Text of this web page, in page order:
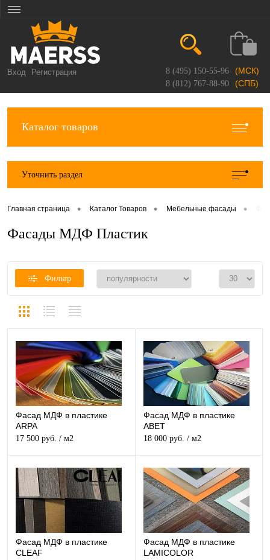
Вход Регистрация 8 (495) 150-55-96 (МСК)
8 (812) 767-88-90 (СПБ)
Каталог товаров
Уточнить раздел
Главная страница • Каталог Товаров • Мебельные фасады •
Фасады МДФ Пластик
Фильтр
Фасад МДФ в пластике
ARPA
17 500 руб. / м2
Фасад МДФ в пластике
ABET
18 000 руб. / м2
Фасад МДФ в пластике
CLEAF
Фасад МДФ в пластике
LAMICOLOR